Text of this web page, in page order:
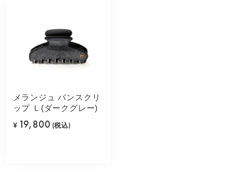
メランジュ バンスクリ
ップ Ｌ(ダークグレー)
¥ 19,800 (税込)